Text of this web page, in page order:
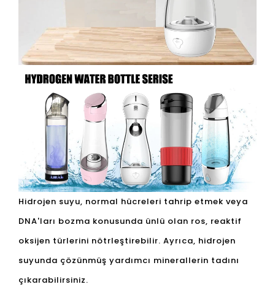
Hidrojen suyu, normal hücreleri tahrip etmek veya
DNA'ları bozma konusunda ünlü olan ros, reaktif
oksijen türlerini nötrleştirebilir. Ayrıca, hidrojen
suyunda çözünmüş yardımcı minerallerin tadını
çıkarabilirsiniz.